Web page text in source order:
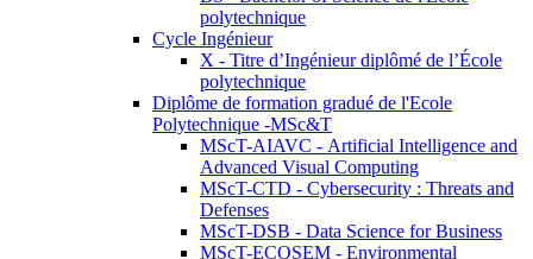
polytechnique
Cycle Ingénieur
X - Titre d’Ingénieur diplômé de l’École
polytechnique
Diplôme de formation gradué de l'Ecole
Polytechnique -MSc&T
MScT-AIAVC - Artificial Intelligence and
Advanced Visual Computing
MScT-CTD - Cybersecurity : Threats and
Defenses
MScT-DSB - Data Science for Business
MScT-ECOSEM - Environmental